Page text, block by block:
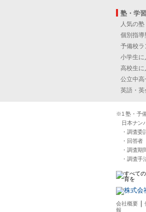
塾・学
人気の
個別指導
予備校ラ
小学生に
高校生に
公立中高
英語・英
※1 塾・予
日本ナン
・調査委
・回答
・調査
・調査
会社概要 ｜
報